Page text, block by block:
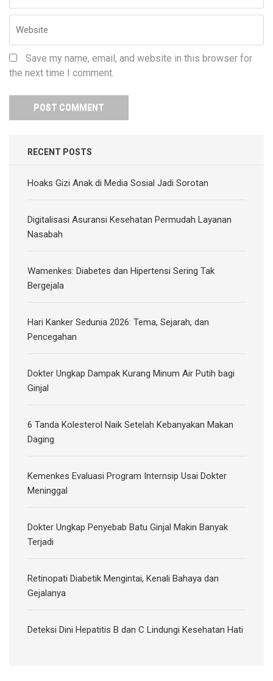
Save my name, email, and website in this browser for
the next time I comment.
RECENT POSTS
Hoaks Gizi Anak di Media Sosial Jadi Sorotan
Digitalisasi Asuransi Kesehatan Permudah Layanan
Nasabah
Wamenkes: Diabetes dan Hipertensi Sering Tak
Bergejala
Hari Kanker Sedunia 2026: Tema, Sejarah, dan
Pencegahan
Dokter Ungkap Dampak Kurang Minum Air Putih bagi
Ginjal
6 Tanda Kolesterol Naik Setelah Kebanyakan Makan
Daging
Kemenkes Evaluasi Program Internsip Usai Dokter
Meninggal
Dokter Ungkap Penyebab Batu Ginjal Makin Banyak
Terjadi
Retinopati Diabetik Mengintai, Kenali Bahaya dan
Gejalanya
Deteksi Dini Hepatitis B dan C Lindungi Kesehatan Hati